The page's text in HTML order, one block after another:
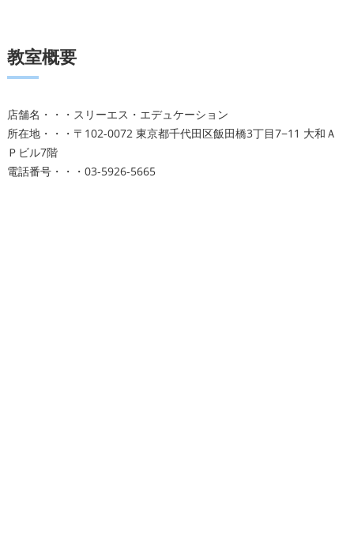
教室概要
店舗名・・・スリーエス・エデュケーション
所在地・・・〒102-0072 東京都千代田区飯田橋3丁目7−11 大和Ａ
Ｐビル7階
電話番号・・・03-5926-5665